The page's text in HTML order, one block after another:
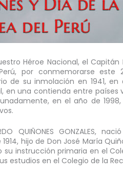
Héroe Nacional, el Capitán
por conmemorarse
de su inmolación en 1941,
en una contienda entre países
en el año de
QUIÑONES GONZALES,
hijo de Don José María
su instrucción primaria en el
estudios en el Colegio de la